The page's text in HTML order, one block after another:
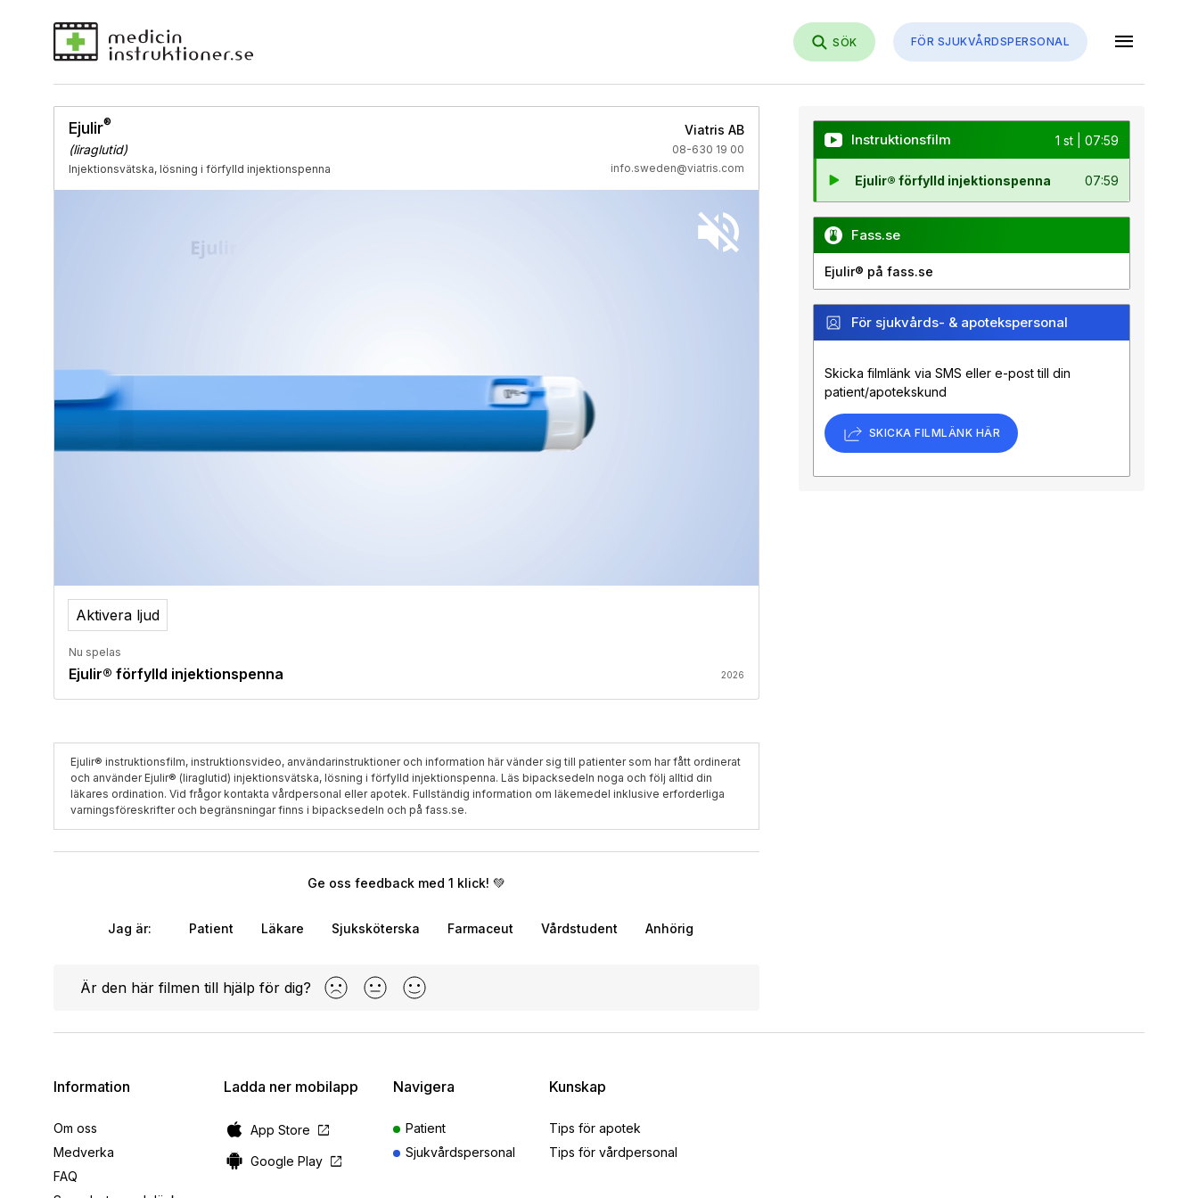
SÖK FÖR SJUKVÅRDSPERSONAL menu
Ejulir®
(liraglutid)
Injektionsvätska, lösning i förfylld injektionspenna
Viatris AB
08-630 19 00
info.sweden@viatris.com
Aktivera ljud
Nu spelas
Ejulir® förfylld injektionspenna 2026
Instruktionsfilm 1 st | 07:59
Ejulir® förfylld injektionspenna 07:59
Fass.se
Ejulir® på fass.se
För sjukvårds- & apotekspersonal
Skicka filmlänk via SMS eller e-post till din
patient/apotekskund
SKICKA FILMLÄNK HÄR
Ejulir® instruktionsfilm, instruktionsvideo, användarinstruktioner och information här vänder sig till patienter som har fått ordinerat
och använder Ejulir® (liraglutid) injektionsvätska, lösning i förfylld injektionspenna. Läs bipacksedeln noga och följ alltid din
läkares ordination. Vid frågor kontakta vårdpersonal eller apotek. Fullständig information om läkemedel inklusive erforderliga
varningsföreskrifter och begränsningar finns i bipacksedeln och på fass.se.
Ge oss feedback med 1 klick! 💚
Jag är: Patient Läkare Sjuksköterska Farmaceut Vårdstudent Anhörig
Är den här filmen till hjälp för dig?
Information
Om oss
Medverka
FAQ
Ladda ner mobilapp
App Store open_in_new
Google Play open_in_new
Navigera
Patient
Sjukvårdspersonal
Kunskap
Tips för apotek
Tips för vårdpersonal